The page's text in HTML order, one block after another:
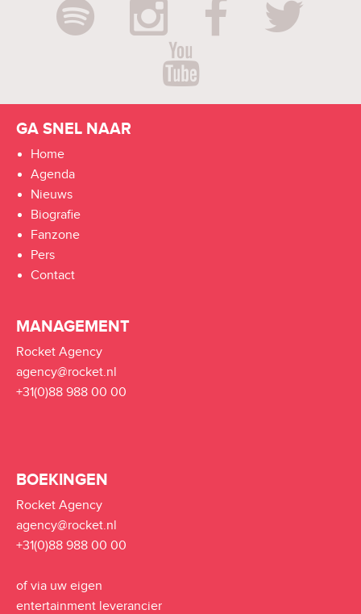
GA SNEL NAAR
Home
Agenda
Nieuws
Biografie
Fanzone
Pers
Contact
MANAGEMENT
Rocket Agency
agency@rocket.nl
+31(0)88 988 00 00
BOEKINGEN
Rocket Agency
agency@rocket.nl
+31(0)88 988 00 00
of via uw eigen
entertainment leverancier